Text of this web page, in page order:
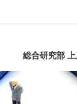
総合研究部